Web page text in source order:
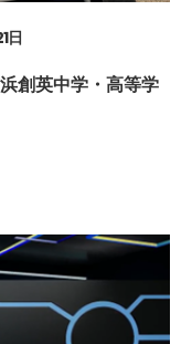
日
創英中学・高等学